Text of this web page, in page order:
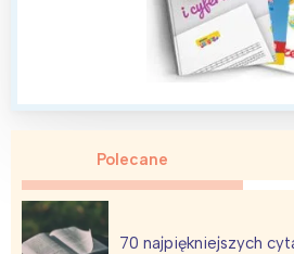
Polecane
70 najpiękniejszych